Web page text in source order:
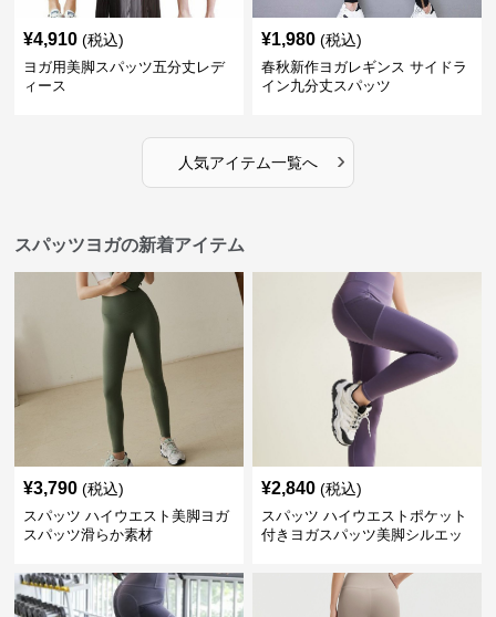
¥4,910 (税込)
ヨガ用美脚スパッツ五分丈レデ
ィース
¥1,980 (税込)
春秋新作ヨガレギンス サイドラ
イン九分丈スパッツ
人気アイテム一覧へ ›
スパッツヨガの新着アイテム
¥3,790 (税込)
スパッツ ハイウエスト美脚ヨガ
スパッツ滑らか素材
¥2,840 (税込)
スパッツ ハイウエストポケット
付きヨガスパッツ美脚シルエッ